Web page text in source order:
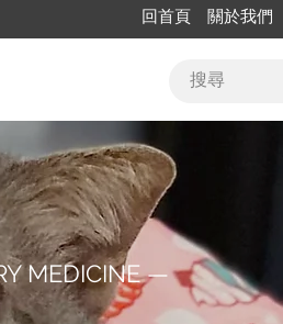
回首頁 關於我們
MEDICINE —